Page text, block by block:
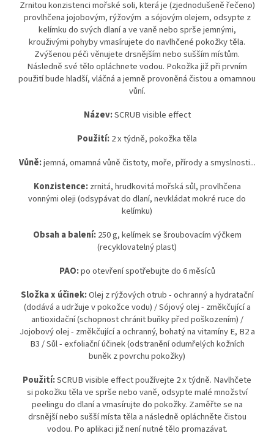
Zrnitou konzistenci mořské soli, která je (zjednodušeně řečeno)
provlhčena jojobovým, rýžovým a sójovým olejem, odsypte z
kelímku do svých dlaní a ve vaně nebo sprše jemnými,
krouživými pohyby vmasírujete do navlhčené pokožky těla.
Zvýšenou péči věnujetedrsnějším nebo sušším místům.
Následně své tělo opláchnete vodou. Pokožka již při prvním
použití bude hladší, vláčná a jemně provoněná čistou a omamnou
vůní.
Název:SCRUB visible effect
Použití:2 x týdně, pokožka těla
Vůně:jemná, omamná vůně čistoty, moře, přírody a smyslnosti...
Konzistence:zrnitá, hrudkovitá mořská sůl, provlhčena
vonnými oleji (odsypávat do dlaní, nevkládat mokré ruce do
kelímku)
Obsah a balení:250 g, kelímek se šroubovacím výčkem
(recyklovatelný plast)
PAO:po otevření spotřebujte do 6 měsíců
Složka x účinek:Olej z rýžových otrub - ochranný a hydratační
(dodává a udržuje v pokožce vodu)/ Sójový olej - změkčující a
antioxidační (schopnost chránit buňky před poškozením)/
Jojobový olej - změkčující a ochranný, bohatý na vitamíny E, B2 a
B3 / Sůl - exfoliační účinek (odstranění odumřelých kožních
buněk z povrchu pokožky)
Použití:SCRUB visible effectpoužívejte 2 x týdně. Navlhčete
sipokožku těla ve sprše nebo vaně, odsypte malé množství
peelingu do dlaní a vmasírujte do pokožky. Zaměřte se na
drsnější nebo sušší místa těla a následně opláchněte čistou
vodou. Po aplikaci již není nutné tělo promazávat.